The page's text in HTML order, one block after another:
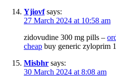
Yjiovf says:
27 March 2024 at 10:58 am
zidovudine 300 mg pills –
cheap buy generic zyloprim
Misbhr says:
30 March 2024 at 8:08 am